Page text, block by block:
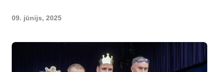
09. jūnijs, 2025